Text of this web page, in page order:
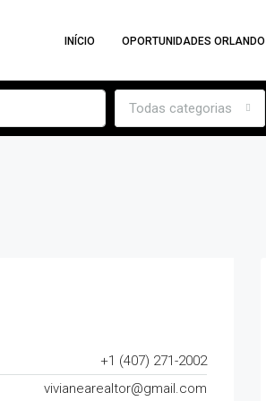
INÍCIO OPORTUNIDADES ORLANDO
Todas categorias
+1 (407) 271-2002
vivianearealtor@gmail.com